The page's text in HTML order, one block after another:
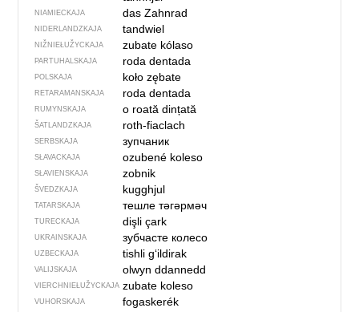
NIAMIECKAJA das Zahnrad
NIDERLANDZKAJA tandwiel
NIŽNIEŁUŽYCKAJA zubate kólaso
PARTUHALSKAJA roda dentada
POLSKAJA koło zębate
RETARAMANSKAJA roda dentada
RUMYNSKAJA o roată dințată
ŠATLANDZKAJA roth-fiaclach
SERBSKAJA зупчаник
SŁAVACKAJA ozubené koleso
SŁAVIENSKAJA zobnik
ŠVEDZKAJA kugghjul
TATARSKAJA тешле тәгәрмәч
TURECKAJA dişli çark
UKRAINSKAJA зубчасте колесо
UZBECKAJA tishli g‘ildirak
VALIJSKAJA olwyn ddannedd
VIERCHNIE­ŁUŽYCKAJA zubate koleso
VUHORSKAJA fogaskerék